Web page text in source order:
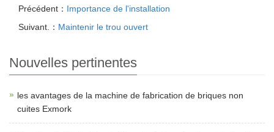
Précédent： Importance de l'installation
Suivant.： Maintenir le trou ouvert
Nouvelles pertinentes
les avantages de la machine de fabrication de briques non
cuites Exmork